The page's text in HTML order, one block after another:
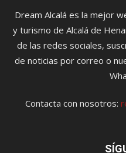
Dream Alcalá es la mejor
y turismo de Alcalá de
de las redes sociales,
de noticias por correo o
Contacta con nosotros: